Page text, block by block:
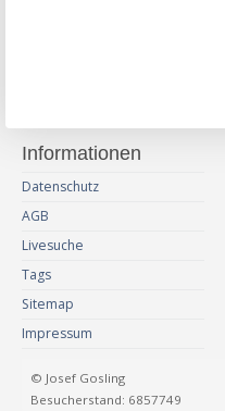
Informationen
Datenschutz
AGB
Livesuche
Tags
Sitemap
Impressum
© Josef Gosling
Besucherstand: 6857749